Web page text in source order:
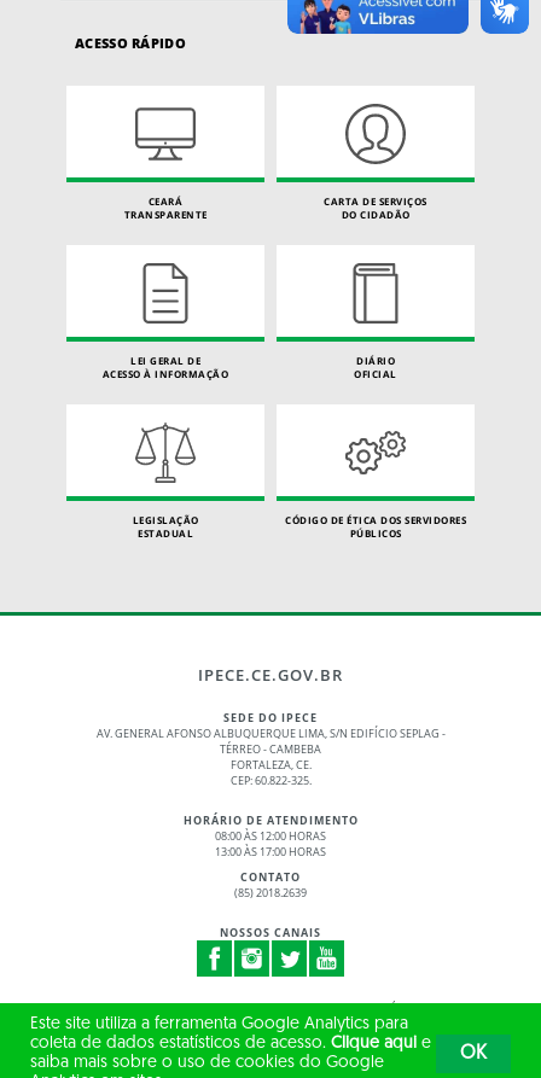
ACESSO RÁPIDO
CEARÁ
TRANSPARENTE
CARTA DE SERVIÇOS
DO CIDADÃO
LEI GERAL DE
ACESSO À INFORMAÇÃO
DIÁRIO
OFICIAL
LEGISLAÇÃO
ESTADUAL
CÓDIGO DE ÉTICA DOS SERVIDORES
PÚBLICOS
IPECE.CE.GOV.BR
SEDE DO IPECE
AV. GENERAL AFONSO ALBUQUERQUE LIMA, S/N EDIFÍCIO SEPLAG -
TÉRREO - CAMBEBA
FORTALEZA, CE.
CEP: 60.822-325.
HORÁRIO DE ATENDIMENTO
08:00 ÀS 12:00 HORAS
13:00 ÀS 17:00 HORAS
CONTATO
(85) 2018.2639
NOSSOS CANAIS
© 2017 - 2026 – GOVERNO DO ESTADO DO CEARÁ
TODOS OS DIREITOS RESERVADOS
Este site utiliza a ferramenta Google Analytics para
coleta de dados estatísticos de acesso. Clique aqui e
saiba mais sobre o uso de cookies do Google
OK